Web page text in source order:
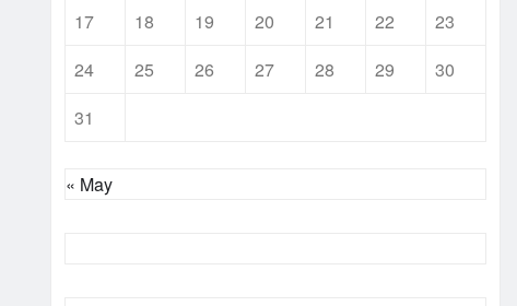
17
18 19 20 21 22
23
24
25 26 27 28 29
30
31
« May